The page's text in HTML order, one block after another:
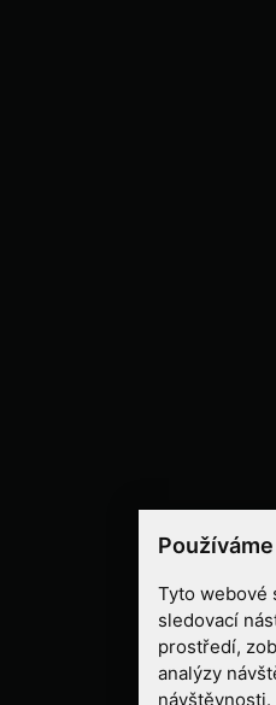
Tyto webové
sledovací
prostředí,
analýzy
návštěvnosti.